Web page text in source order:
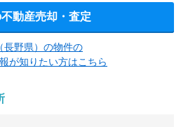
動産売却・査定
長野県）の物件の
が知りたい方はこちら